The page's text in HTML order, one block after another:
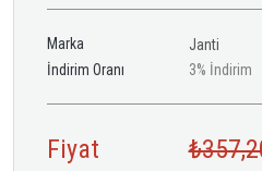
Marka
Janti
İndirim Oranı
%
3 İndirim
Fiyat